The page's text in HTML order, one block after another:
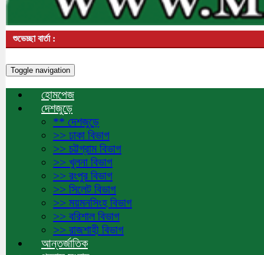
শুভেচ্ছা বার্তা :
Toggle navigation
হোমপেজ
দেশজুড়ে
** দেশজুড়ে
>> ঢাকা বিভাগ
>> চট্টগ্রাম বিভাগ
>> খুলনা বিভাগ
>> রংপুর বিভাগ
>> সিলেট বিভাগ
>> ময়মনসিংহ বিভাগ
>> বরিশাল বিভাগ
>> রাজশাহী বিভাগ
আন্তর্জাতিক